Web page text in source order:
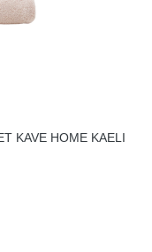
KAVE HOME KAELI